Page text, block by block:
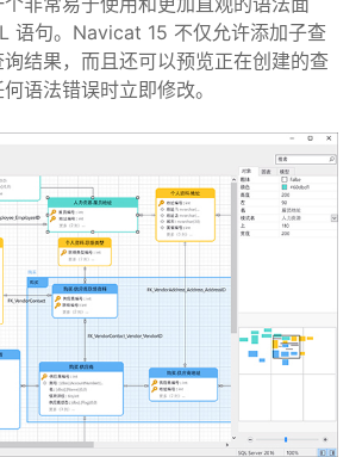
语句。Navicat 15 不仅允许添加子查
结果，而且还可以预览正在创建的查
语法错误时立即修改。